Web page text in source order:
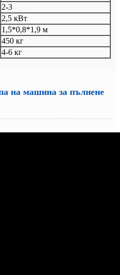
2-3
2,5 кВт
1,5*0,8*1,9 м
450 кг
4-6 кг
на машина за пълнене